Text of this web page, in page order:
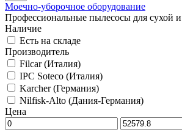
Моечно-уборочное оборудование
Профессиональные пылесосы для сухой
Наличие
Есть на складе
Производитель
Filcar (Италия)
IPC Soteco (Италия)
Karcher (Германия)
Nilfisk-Alto (Дания-Германия)
Цена